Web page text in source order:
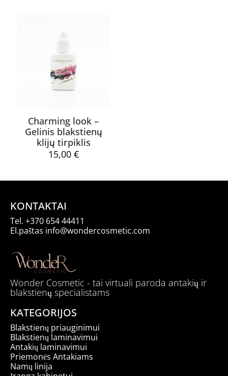
Noriu savo interneto naršyklėje išsaugoti vardą, el. pašto
adresą ir interneto puslapį, kad jų nebereiktų įvesti iš naujo, kai
kitą kartą vėl norėsiu parašyti komentarą.
Charming look –
Gelinis blakstienų
klijų tirpiklis
15,00 €
KONTAKTAI
Tel. +370 654 44411
El.paštas info@wondercosmetic.com
Wonder Cosmetic - tai virtuali paroda antakių ir
blakstienų specialistams
KATEGORIJOS
Blakstienų priauginimui
Blakstienų laminavimui
Antakių laminavimui
Priemonės Antakiams
Namų linija